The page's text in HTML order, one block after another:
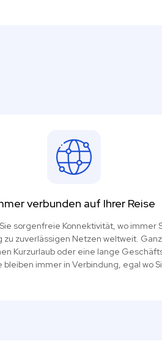
verbunden auf Ihrer Reise
sorgenfreie Konnektivität, wo immer
zu zuverlässigen Netzen weltweit.
Kurzurlaub oder eine lange
bleiben immer in Verbindung, egal wo